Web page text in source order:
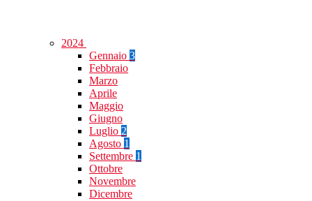
2024
Gennaio 3
Febbraio
Marzo
Aprile
Maggio
Giugno
Luglio 2
Agosto 1
Settembre 1
Ottobre
Novembre
Dicembre